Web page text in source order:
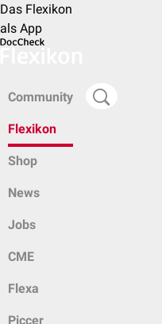
Das Flexikon
als App
Community
Flexikon
Shop
News
Jobs
CME
Flexa
Piccer